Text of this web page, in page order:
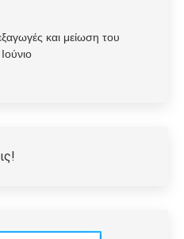
και μείωση του